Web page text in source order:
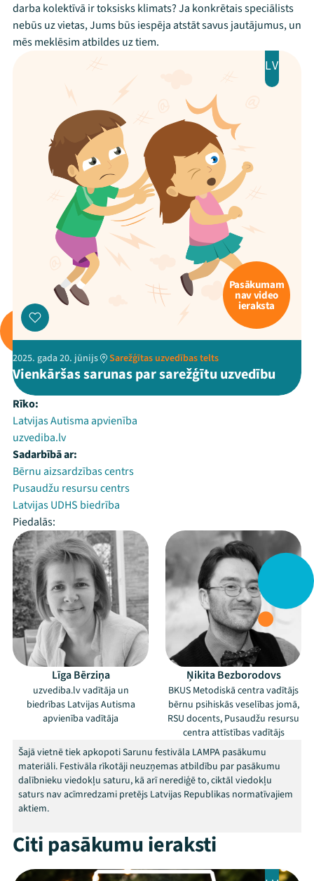
Mana programma
darba kolektīvā ir toksisks klimats? Ja konkrētais speciālists
nebūs uz vietas, Jums būs iespēja atstāt savus jautājumus, un
mēs meklēsim atbildes uz tiem.
LV
Pasākumam
nav video
ieraksta
2025. gada 20. jūnijs Sarežģītas uzvedības telts
Vienkāršas sarunas par sarežģītu uzvedību
Rīko:
Latvijas Autisma apvienība
uzvediba.lv
Sadarbībā ar:
Bērnu aizsardzības centrs
Pusaudžu resursu centrs
Latvijas UDHS biedrība
Piedalās:
Līga Bērziņa
uzvediba.lv vadītāja un
biedrības Latvijas Autisma
apvienība vadītāja
Ņikita Bezborodovs
BKUS Metodiskā centra vadītājs
bērnu psihiskās veselības jomā,
RSU docents, Pusaudžu resursu
centra attīstības vadītājs
Šajā vietnē tiek apkopoti Sarunu festivāla LAMPA pasākumu
materiāli. Festivāla rīkotāji neuzņemas atbildību par pasākumu
dalībnieku viedokļu saturu, kā arī nerediģē to, ciktāl viedokļu
saturs nav acīmredzami pretējs Latvijas Republikas normatīvajiem
aktiem.
Citi pasākumu ieraksti